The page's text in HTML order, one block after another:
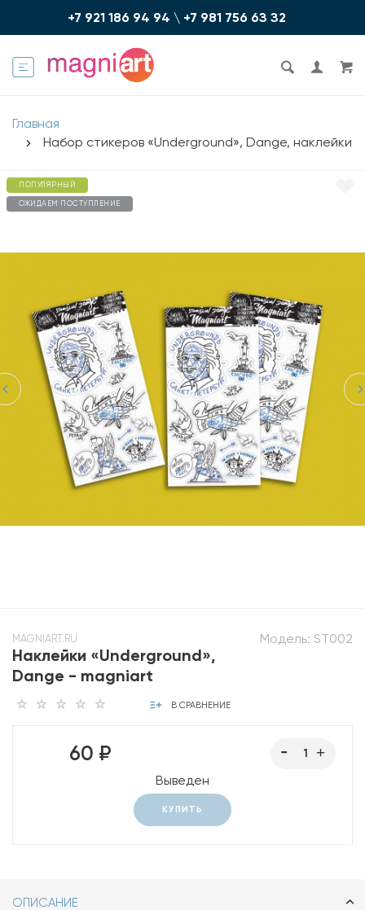
+7 921 186 94 94 \ +7 981 756 6З З2
Главная
Набор стикеров «Underground», Dange, наклейки
ПОПУЛЯРНЫЙ
ОЖИДАЕМ ПОСТУПЛЕНИЕ
Модель: ST002
MAGNIART.RU
Наклейки «Underground»,
Dange - magniart
В СРАВНЕНИЕ
60 ₽
Выведен
КУПИТЬ
ОПИСАНИЕ